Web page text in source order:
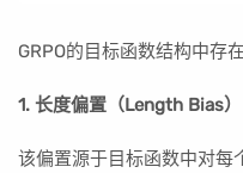
GRPO的目标函数结构中存在
1. 长度偏置（Length Bias）
该偏置源于目标函数中对每